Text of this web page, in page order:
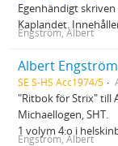
Egenhändigt
Kaplandet.
Engström, Albert
Albert
SE S-HS Acc1974/5
"Ritbok för Strix" till
Michaellogen, SHT.
1 volym 4:o i
Engström, Albert